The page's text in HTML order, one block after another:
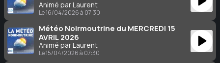
Animé par Laurent
Le 16/04/2026 à 07:30
Météo Noirmoutrine du MERCREDI 15
AVRIL 2026
Animé par Laurent
Le 15/04/2026 à 07:30